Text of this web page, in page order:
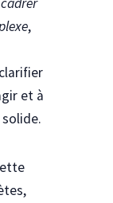
,
et à
Laval
? Accéder à votre